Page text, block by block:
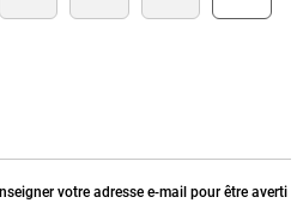
votre adresse e-mail pour être averti